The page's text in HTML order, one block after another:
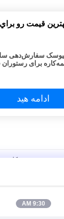
قيمت رو براي
سفارش‌دهی
برای
ادامه هید
همه‌کاره
9:30 AM